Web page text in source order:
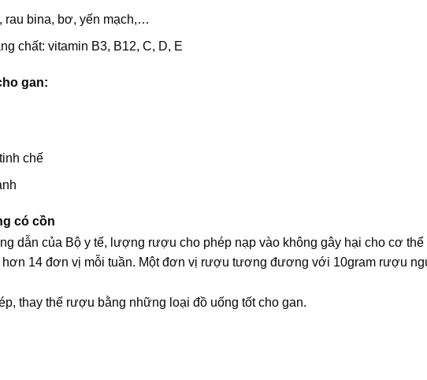
rau bina, bơ, yến mạch,…
chất: vitamin B3, B12, C, D, E
gan:
chế
có cồn
dẫn của Bộ y tế, lượng rượu cho phép nạp vào không gây hại cho cơ thể
14 đơn vị mỗi tuần. Một đơn vị rượu tương đương với 10gram rượu
thay thế rượu bằng những loại đồ uống tốt cho gan.